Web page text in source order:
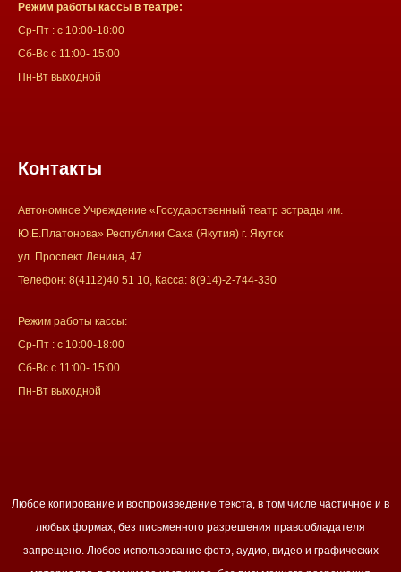
Режим работы кассы в театре:
Ср-Пт : с 10:00-18:00
Сб-Вс с 11:00- 15:00
Пн-Вт выходной
Контакты
Автономное Учреждение «Государственный театр эстрады им.
Ю.Е.Платонова» Республики Саха (Якутия) г. Якутск
ул. Проспект Ленина, 47
Телефон: 8(4112)40 51 10, Касса: 8(914)-2-744-330
Режим работы кассы:
Ср-Пт : с 10:00-18:00
Сб-Вс с 11:00- 15:00
Пн-Вт выходной
Любое копирование и воспроизведение текста, в том числе частичное и в
любых формах, без письменного разрешения правообладателя
запрещено. Любое использование фото, аудио, видео и графических